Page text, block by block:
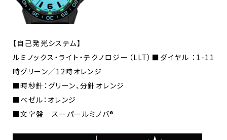
【自己発光システム】
ルミノックス・ライト・テクノロジー（LLT）■ダイヤル ：1-11
時グリーン／12時オレンジ
■時秒針：グリーン、分針オレンジ
■ベゼル：オレンジ
■文字盤 スーパールミノバ®